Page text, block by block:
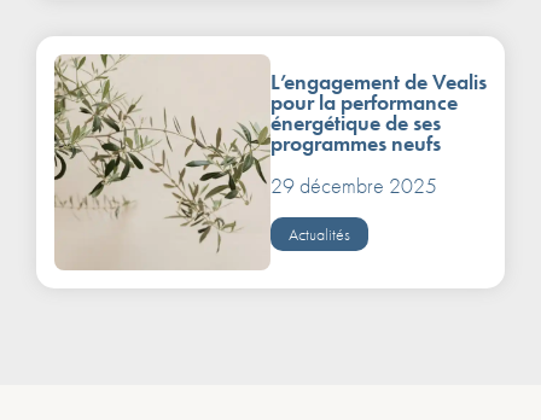
L’engagement de Vealis
pour la performance
énergétique de ses
programmes neufs
29 décembre 2025
Actualités